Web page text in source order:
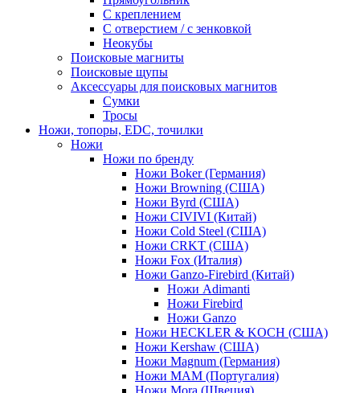
С креплением
С отверстием / с зенковкой
Неокубы
Поисковые магниты
Поисковые щупы
Аксессуары для поисковых магнитов
Сумки
Тросы
Ножи, топоры, EDC, точилки
Ножи
Ножи по бренду
Ножи Boker (Германия)
Ножи Browning (США)
Ножи Byrd (США)
Ножи CIVIVI (Китай)
Ножи Cold Steel (США)
Ножи CRKT (США)
Ножи Fox (Италия)
Ножи Ganzo-Firebird (Китай)
Ножи Adimanti
Ножи Firebird
Ножи Ganzo
Ножи HECKLER & KOCH (США)
Ножи Kershaw (США)
Ножи Magnum (Германия)
Ножи MAM (Португалия)
Ножи Mora (Швеция)